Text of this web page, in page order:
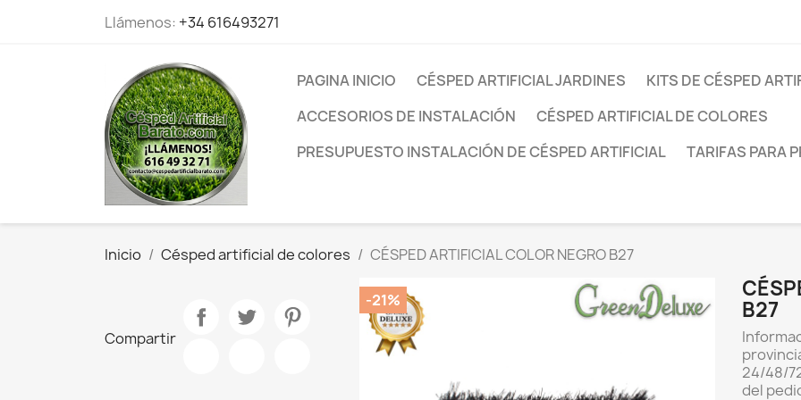
Llámenos: +34 616493271
PAGINA INICIO CÉSPED ARTIFICIAL JARDINES
KITS DE CÉSPED
ACCESORIOS DE INSTALACIÓN
CÉSPED ARTIFICIAL DE COLORES
PRESUPUESTO INSTALACIÓN DE CÉSPED ARTIFICIAL
TARIFAS PARA
Inicio Césped artificial de colores CÉSPED ARTIFICIAL COLOR NEGRO B27
Compartir
-21%
B27
24/48/
del